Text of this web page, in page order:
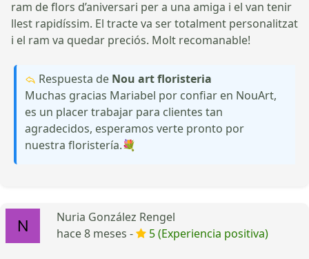
ram de flors d’aniversari per a una amiga i el van tenir
llest rapidíssim. El tracte va ser totalment personalitzat
i el ram va quedar preciós. Molt recomanable!
Respuesta de Nou art floristeria
Muchas gracias Mariabel por confiar en NouArt,
es un placer trabajar para clientes tan
agradecidos, esperamos verte pronto por
nuestra floristería.💐
Nuria González Rengel
hace 8 meses -
5 (Experiencia positiva)